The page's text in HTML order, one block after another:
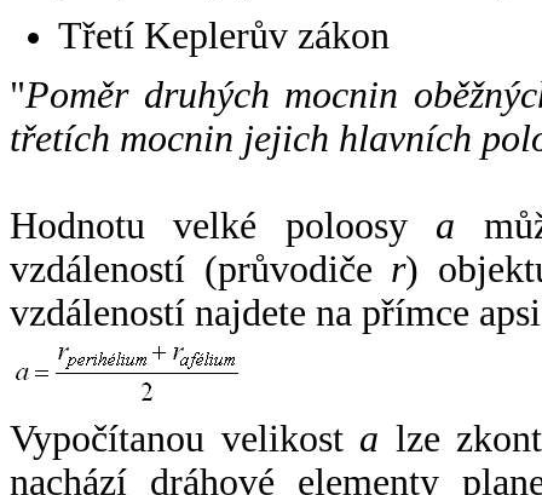
Třetí Keplerův zákon
"Poměr druhých mocnin
třetích mocnin jejich hlavních
Hodnotu velké poloosy a
vzdáleností (průvodiče r)
vzdáleností najdete na přímce
Vypočítanou velikost a lze
nachází dráhové elementy